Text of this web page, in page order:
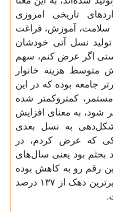
تاریخی امروزی
سلامت، آموزش، فراغت
نسل آتی خودشان
اگر عرض کنم، سهم
متوسط هزینه خانوار
جامعه بوده که در این
کمتروکمتر شده
شود، به معنای افزایش
شکل‌دهی به نسل بعدی
که عرض کردم، در
بحثم بود یعنی سال‌های
رقم رو به کاهش بوده
و از باب نمونه، سهم فقیرترین دهک از ۱۳۷ درصد